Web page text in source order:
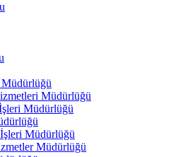
Müdürlüğü
Müdürlüğü
Müdürlüğü
Müdürlüğü